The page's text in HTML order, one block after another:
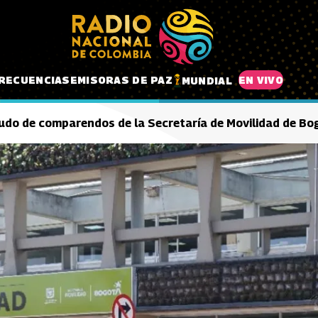
EMISORAS DE PAZ MUNDIAL EN VIVO
de comparendos de la Secretaría de Movilidad de